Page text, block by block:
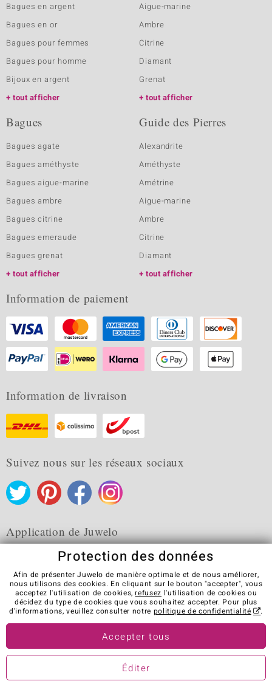
Bagues en argent
Bagues en or
Bagues pour femmes
Bagues pour homme
Bijoux en argent
tout afficher
Aigue-marine
Ambre
Citrine
Diamant
Grenat
tout afficher
Bagues
Bagues agate
Bagues améthyste
Bagues aigue-marine
Bagues ambre
Bagues citrine
Bagues emeraude
Bagues grenat
tout afficher
Guide des Pierres
Alexandrite
Améthyste
Amétrine
Aigue-marine
Ambre
Citrine
Diamant
tout afficher
Information de paiement
Information de livraison
Suivez nous sur les réseaux sociaux
Application de Juwelo
CGV Protection des données
Cookies
Mentions légales
Contact
Révocation du contrat
Visit our stores in other countries:
© Juwelo Deutschland GmbH (une société de elumeo SE)
Protection des données
Afin de présenter Juwelo de manière optimale et de nous améliorer,
nous utilisons des cookies. En cliquant sur le bouton "accepter", vous
acceptez l'utilisation de cookies,refusez l'utilisation de cookies ou
décidez du type de cookies que vous souhaitez accepter. Pour plus
d'informations, veuillez consulter notre politique de confidentialité .
Accepter tous
Éditer